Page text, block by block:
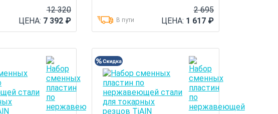
ЦЕНА: 7 392 ₽
12 320
В пути ЦЕНА: 1 617 ₽
2 695